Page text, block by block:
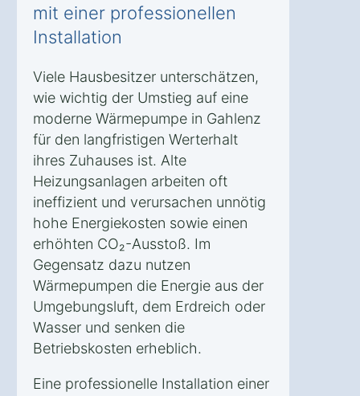
mit einer professionellen
Installation
Viele Hausbesitzer unterschätzen,
wie wichtig der Umstieg auf eine
moderne Wärmepumpe in Gahlenz
für den langfristigen Werterhalt
ihres Zuhauses ist. Alte
Heizungsanlagen arbeiten oft
ineffizient und verursachen unnötig
hohe Energiekosten sowie einen
erhöhten CO₂-Ausstoß. Im
Gegensatz dazu nutzen
Wärmepumpen die Energie aus der
Umgebungsluft, dem Erdreich oder
Wasser und senken die
Betriebskosten erheblich.
Eine professionelle Installation einer